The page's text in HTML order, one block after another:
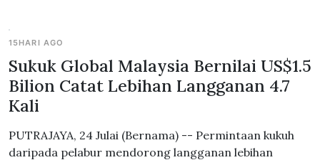
15HARI AGO
Sukuk Global Malaysia Bernilai US$1.5
Bilion Catat Lebihan Langganan 4.7
Kali
PUTRAJAYA, 24 Julai (Bernama) -- Permintaan kukuh
daripada pelabur mendorong langganan lebihan